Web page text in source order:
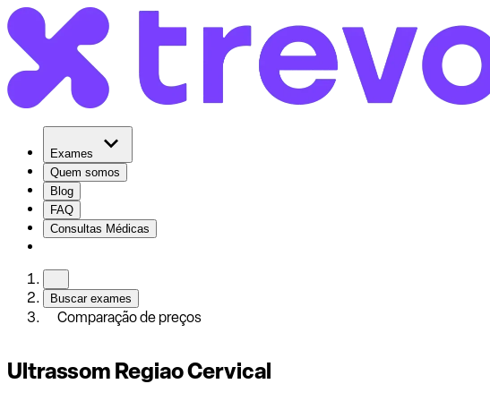
Exames
Quem somos
Blog
FAQ
Consultas Médicas
Buscar exames
Comparação de preços
Ultrassom Regiao Cervical